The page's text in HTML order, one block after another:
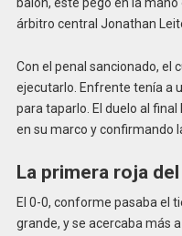
balón, éste pegó en la mano
árbitro central Jonathan
Con el penal sancionado, el
ejecutarlo. Enfrente tenía a
para taparlo. El duelo al
en su marco y confirmando
La primera roja
El 0-0, conforme pasaba el
grande, y se acercaba más